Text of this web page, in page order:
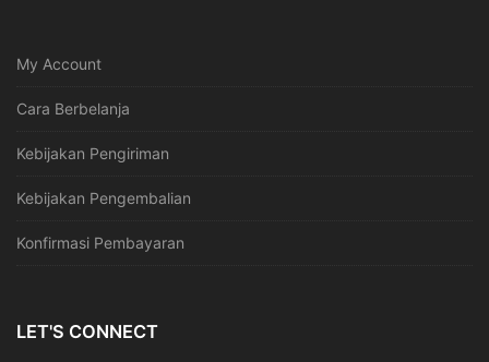
My Account
Cara Berbelanja
Kebijakan Pengiriman
Kebijakan Pengembalian
Konfirmasi Pembayaran
LET'S CONNECT